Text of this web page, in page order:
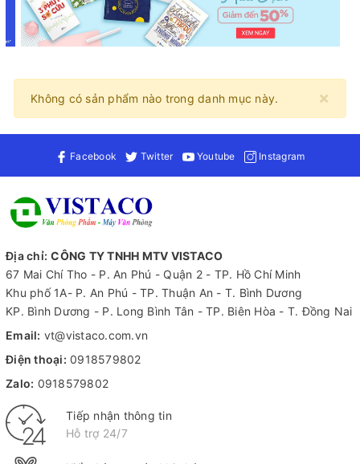
×
Không có sản phẩm nào trong danh mục này.
Facebook Twitter Youtube Instagram
Địa chỉ: CÔNG TY TNHH MTV VISTACO
67 Mai Chí Tho - P. An Phú - Quận 2 - TP. Hồ Chí Minh
Khu phố 1A- P. An Phú - TP. Thuận An - T. Bình Dương
KP. Bình Dương - P. Long Bình Tân - TP. Biên Hòa - T. Đồng Nai
Email: vt@vistaco.com.vn
Điện thoại: 0918579802
Zalo: 0918579802
Tiếp nhận thông tin
Hỗ trợ 24/7